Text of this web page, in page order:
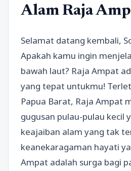
Alam Raja
Selamat datang kembali,
Apakah kamu ingin
bawah laut? Raja Ampat
yang tepat untukmu!
Papua Barat, Raja Ampat
gugusan pulau-pulau kecil
keajaiban alam yang tak
keanekaragaman hayati
Ampat adalah surga bagi